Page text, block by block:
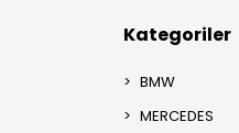
Kategoriler
BMW
MERCEDES